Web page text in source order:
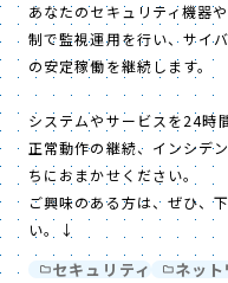
あなたのセキュリティ機器
制で監視運用を行い、サイ
の安定稼働を継続します。
システムやサービスを24時
正常動作の継続、インシデ
ちにおまかせください。
ご興味のある方は、ぜひ、
い。↓
セキュリティ
ネッ